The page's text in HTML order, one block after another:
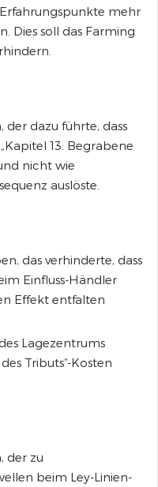
mehr
Dies soll das Farming
dazu führte, dass
13: Begrabene
nicht wie
auslöste.
das verhinderte, dass
Einfluss-Händler
Effekt entfalten
Lagezentrums
Tributs“-Kosten
der zu
beim Ley-Linien-